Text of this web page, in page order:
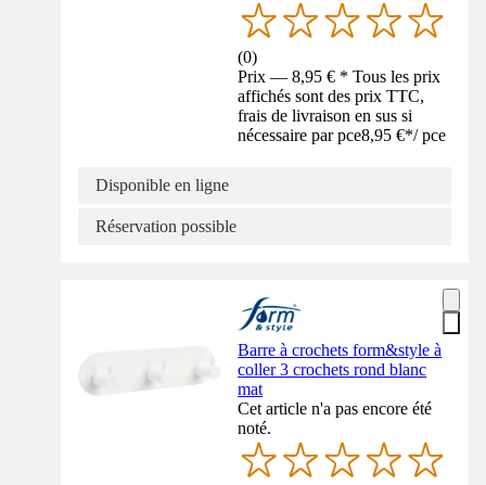
(0)
Prix — 8,95 € * Tous les prix
affichés sont des prix TTC,
frais de livraison en sus si
nécessaire par pce8,95 €*/ pce
Disponible en ligne
Réservation possible
Barre à crochets form&style à
coller 3 crochets rond blanc
mat
Cet article n'a pas encore été
noté.